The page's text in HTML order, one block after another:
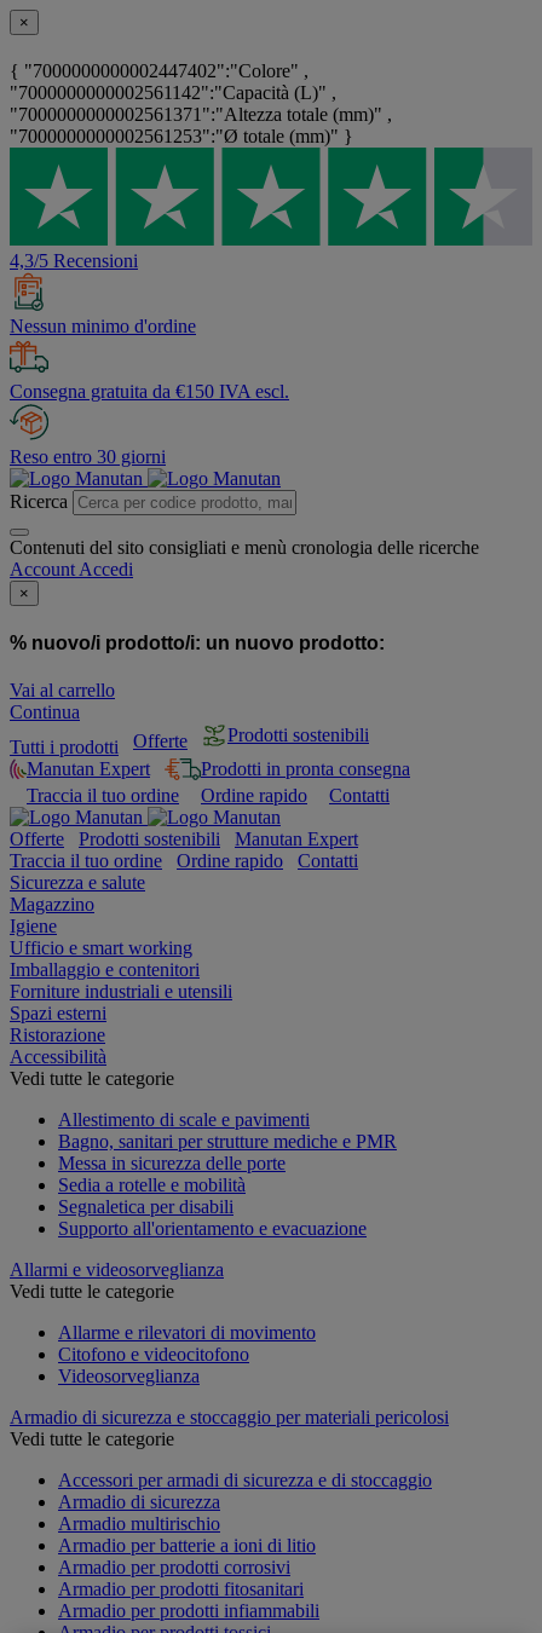
×
{ "7000000000002447402":"Colore" ,
"7000000000002561142":"Capacità (L)" ,
"7000000000002561371":"Altezza totale (mm)" ,
"7000000000002561253":"Ø totale (mm)" }
4,3/5 Recensioni
Nessun minimo d'ordine
Consegna gratuita da €150 IVA escl.
Reso entro 30 giorni
Ricerca
Contenuti del sito consigliati e menù cronologia delle ricerche
Account Accedi
×
% nuovo/i prodotto/i: un nuovo prodotto:
Vai al carrello
Continua
Tutti i prodotti
Offerte
Prodotti sostenibili
Manutan Expert
Prodotti in pronta consegna
Traccia il tuo ordine
Ordine rapido Contatti
Offerte Prodotti sostenibili
Manutan Expert
Traccia il tuo ordine
Ordine rapido
Contatti
Sicurezza e salute
Magazzino
Igiene
Ufficio e smart working
Imballaggio e contenitori
Forniture industriali e utensili
Spazi esterni
Ristorazione
Accessibilità
Vedi tutte le categorie
Allestimento di scale e pavimenti
Bagno, sanitari per strutture mediche e PMR
Messa in sicurezza delle porte
Sedia a rotelle e mobilità
Segnaletica per disabili
Supporto all'orientamento e evacuazione
Allarmi e videosorveglianza
Vedi tutte le categorie
Allarme e rilevatori di movimento
Citofono e videocitofono
Videosorveglianza
Armadio di sicurezza e stoccaggio per materiali pericolosi
Vedi tutte le categorie
Accessori per armadi di sicurezza e di stoccaggio
Armadio di sicurezza
Armadio multirischio
Armadio per batterie a ioni di litio
Armadio per prodotti corrosivi
Armadio per prodotti fitosanitari
Armadio per prodotti infiammabili